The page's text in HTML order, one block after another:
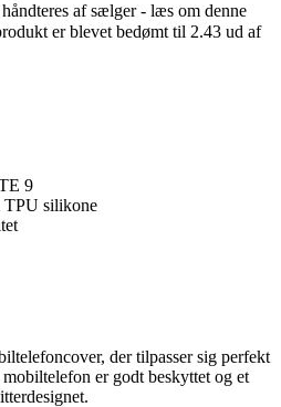
af sælger - læs om denne
er blevet bedømt til 2.43 ud af
9
TPU silikone
der tilpasser sig perfekt
er godt beskyttet og et